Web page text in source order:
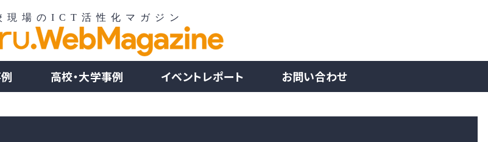
高校・大学事例 イベントレポート お問い合わせ